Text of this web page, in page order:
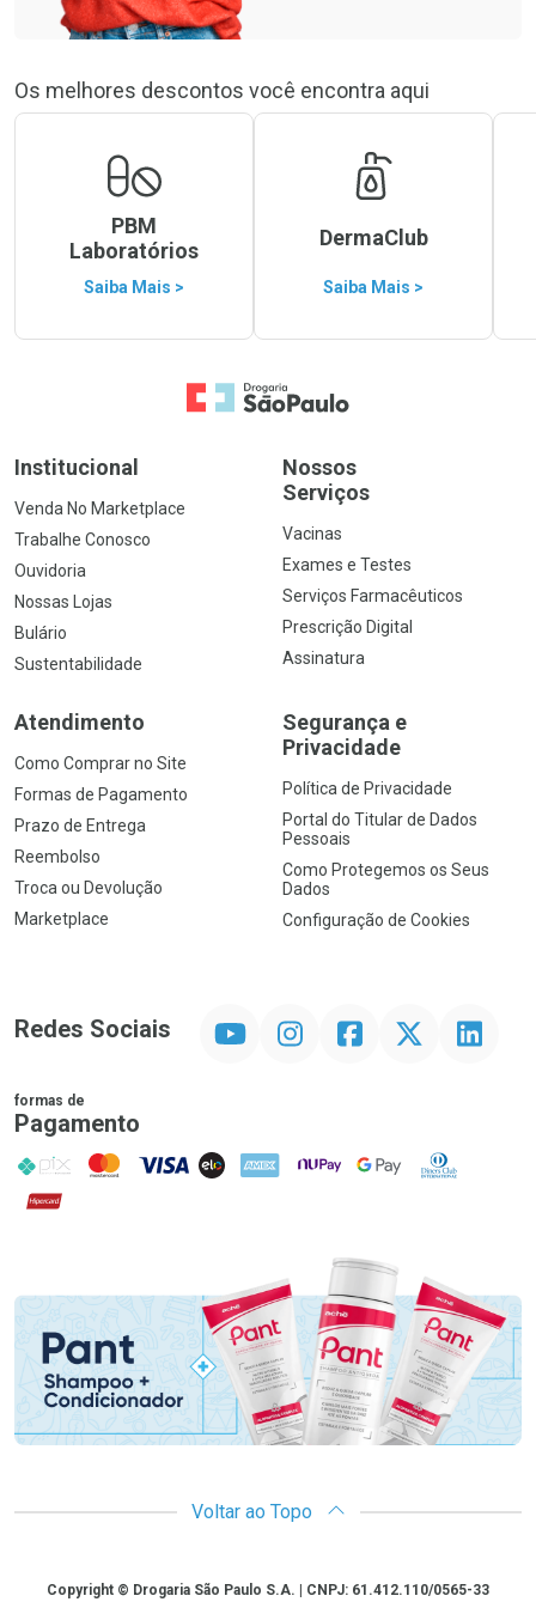
Os melhores descontos você encontra aqui
PBM
Laboratórios
Saiba Mais >
DermaClub
Saiba Mais >
Ir para a Home
Institucional
Venda No Marketplace
Trabalhe Conosco
Ouvidoria
Nossas Lojas
Bulário
Sustentabilidade
Nossos
Serviços
Vacinas
Exames e Testes
Serviços Farmacêuticos
Prescrição Digital
Assinatura
Atendimento
Como Comprar no Site
Formas de Pagamento
Prazo de Entrega
Reembolso
Troca ou Devolução
Marketplace
Segurança e
Privacidade
Política de Privacidade
Portal do Titular de Dados
Pessoais
Como Protegemos os Seus
Dados
Configuração de Cookies
Redes Sociais InstagramFacebookTwitter Linkedin
formas de
Pagamento
PIX MasterCard
VISA ELO AMEX NuPay Google PayDiners Club
Hipercard
Voltar ao Topo
CopyrightCopyright © Drogaria São Paulo S.A. | CNPJ: 61.412.110/0565-33